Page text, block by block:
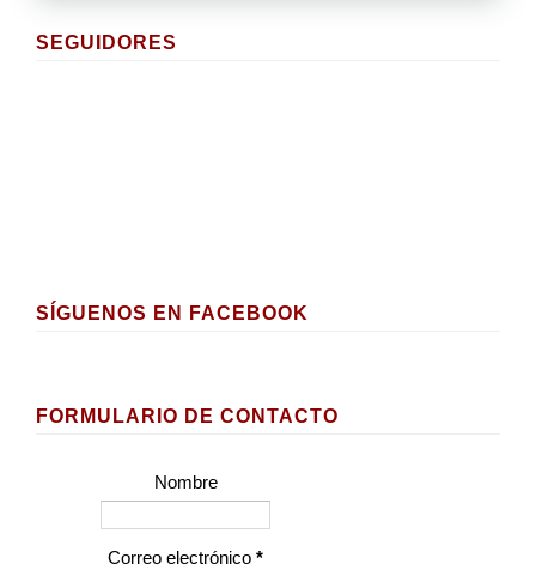
SEGUIDORES
SÍGUENOS EN FACEBOOK
FORMULARIO DE CONTACTO
Nombre
Correo electrónico *